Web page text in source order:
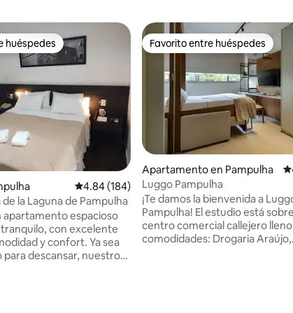
5, 36 reseñas
huéspedes
huéspedes
Calificación promedio: 4.84 de 5, 184 reseñas
4.84 (184)
de la Laguna de Pampulha
apartamento espacioso
con excelente
y confort. Ya sea
para descansar, nuestro
Favorito entre huéspedes
Favorito entre huéspedes
Apartamento en Pampulha
Luggo Pampulha
¡Te damos la bienvenida a
Pampulha! El estudio está
centro comercial callejero
comodidades: Drogaria Araújo,